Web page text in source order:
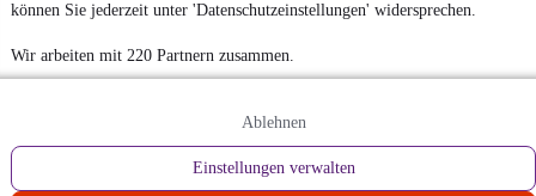
können Sie jederzeit unter 'Datenschutzeinstellungen' widersprechen.
Wir arbeiten mit 220 Partnern zusammen.
Ablehnen
Einstellungen verwalten